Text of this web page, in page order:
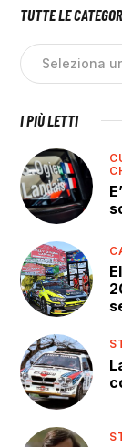
TUTTE LE
I PIÙ LETTI